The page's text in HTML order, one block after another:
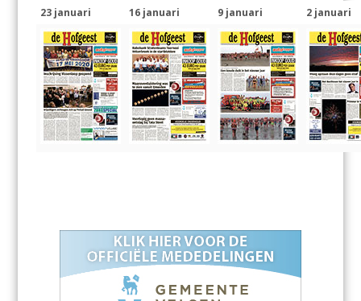
23 januari 16 januari 9 januari 2 januari